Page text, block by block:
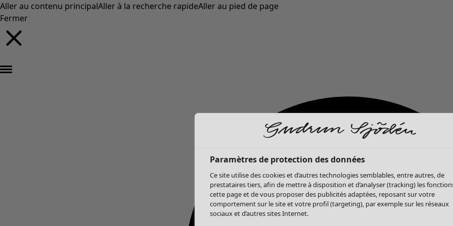
Aller au contenu principalAller à la recherche rapideAller au pied de page
Fermer
Paramètres de protection des données
Ce site utilise des cookies et d’autres technologies semblables, entre autres, de
prestataires tiers, afin de mettre à disposition et d’analyser (tracking) les
cette page et de vous proposer des publicités adaptées, reposant sur votre
comportement sur le site et votre profil (targeting), par exemple sur les réseaux
sociaux et d’autres sites Internet.